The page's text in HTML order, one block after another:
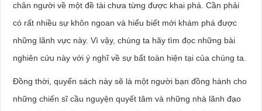
chân người về một đề tài chưa từng được khai phá. Cần phải
có rất nhiều sự khôn ngoan và hiểu biết mới khám phá được
những lãnh vực này. Vì vậy, chúng ta hãy tìm đọc những bài
nghiên cứu này với ý nghĩ về sự bất toàn hiện tại của chúng ta.
Đồng thời, quyển sách này sẽ là một người bạn đồng hành cho
những chiến sĩ cầu nguyện quyết tâm và những nhà lãnh đạo